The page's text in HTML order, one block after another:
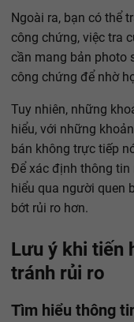
Ngoài ra, bạn có thể
công chứng, việc tra
cần mang bản photo
công chứng để nhờ
Tuy nhiên, những
hiểu, với những
bán không trực tiếp
Để xác định thông tin
hiểu qua người quen
bớt rủi ro hơn.
Lưu ý khi tiến
tránh rủi ro
Tìm hiểu thông